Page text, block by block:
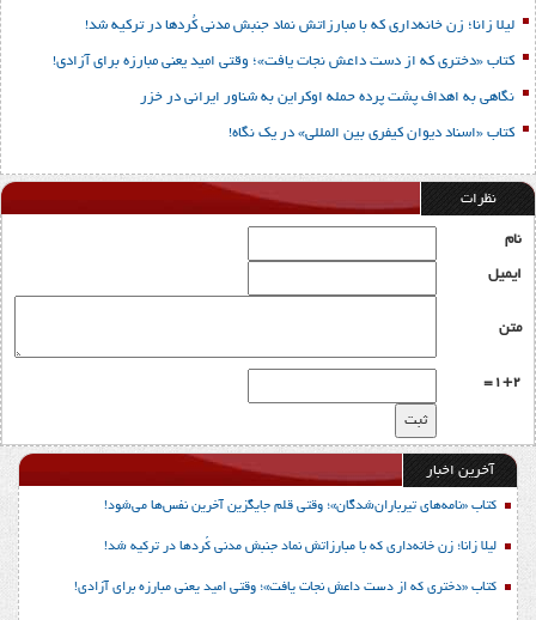
لیلا زانا؛ زن خانه‌داری که با مبارزاتش نماد جنبش مدنی کُردها در ترکیه شد!
کتاب «دختری که از دست داعش نجات یافت»؛ وقتی امید یعنی مبارزه برای آزادی!
نگاهی به اهداف پشت پرده حمله اوکراین به شناور ایرانی در خزر
کتاب «اسناد دیوان کیفری بین المللی» در یک نگاه!
نظرات
نام
ایمیل
متن
1+2=
آخرین اخبار
کتاب «نامه‌های تیرباران‌شدگان»؛ وقتی قلم جایگزین آخرین نفس‌ها می‌شود!
لیلا زانا؛ زن خانه‌داری که با مبارزاتش نماد جنبش مدنی کُردها در ترکیه شد!
کتاب «دختری که از دست داعش نجات یافت»؛ وقتی امید یعنی مبارزه برای آزادی!